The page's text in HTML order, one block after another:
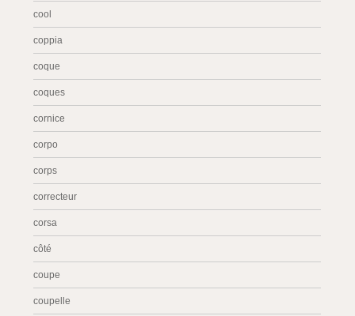
cool
coppia
coque
coques
cornice
corpo
corps
correcteur
corsa
côté
coupe
coupelle